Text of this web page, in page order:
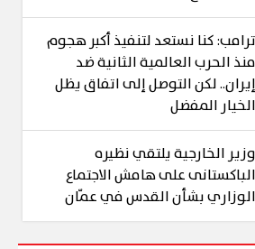
ترامب: كنا نستعد لتنفيذ أكبر هجوم
منذ الحرب العالمية الثانية ضد
إيران.. لكن التوصل إلى اتفاق يظل
الخيار المفضل
وزير الخارجية يلتقي نظيره
الباكستانى على هامش الاجتماع
الوزاري بشأن القدس في عمّان